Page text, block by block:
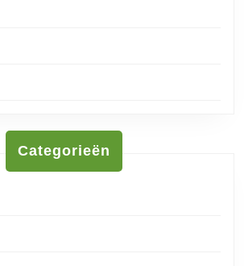
Categorieën